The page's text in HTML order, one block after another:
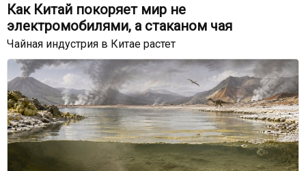
Как Китай покоряет мир не
электромобилями, а стаканом чая
Чайная индустрия в Китае растет